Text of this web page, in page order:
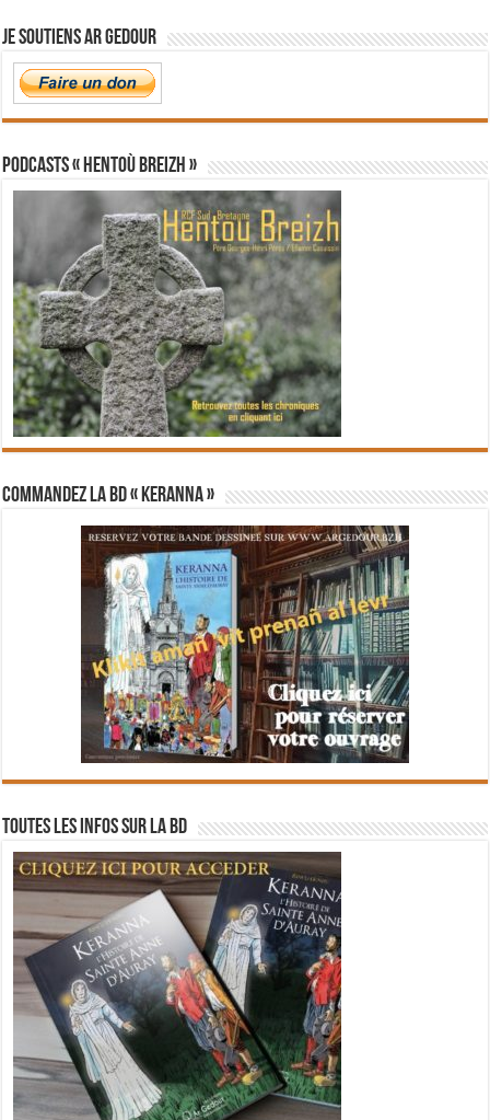
Je soutiens Ar Gedour
PODCASTS « Hentoù Breizh »
Commandez la BD « Keranna »
Toutes les infos sur la BD